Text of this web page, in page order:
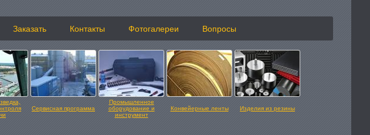
Заказать Контакты Фотогалереи Вопросы
Сервисная программа
Промышленное
оборудование и
инструмент
Конвейерные ленты Изделия из резины